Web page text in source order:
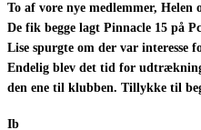
To af vore nye medlemmer,
De fik begge lagt Pinnacle 15 på
Lise spurgte om der var interesse
Endelig blev det tid for
den ene til klubben. Tillykke til
Ib